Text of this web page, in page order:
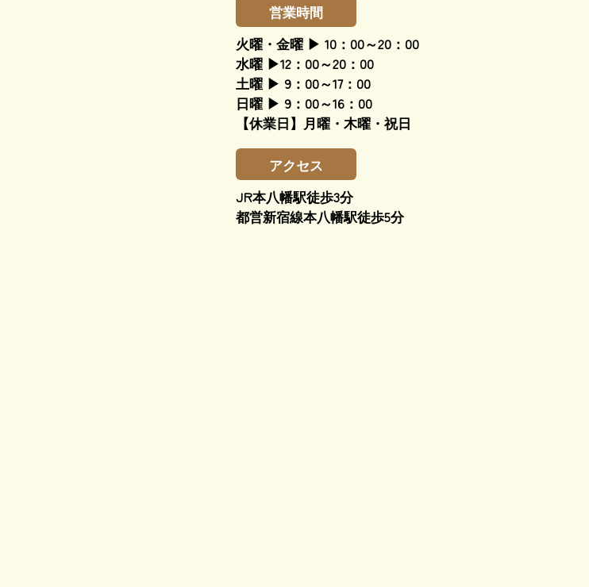
営業時間
火曜・金曜 ▶ 10：00～20：00
水曜 ▶12：00～20：00
土曜 ▶ 9：00～17：00
日曜 ▶ 9：00～16：00
【休業日】月曜・木曜・祝日
アクセス
JR本八幡駅徒歩3分
都営新宿線本八幡駅徒歩5分